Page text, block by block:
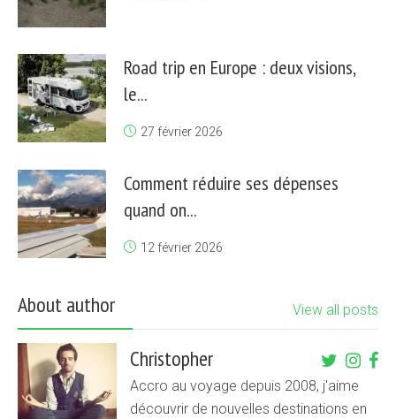
Road trip en Europe : deux visions,
le...
27 février 2026
Comment réduire ses dépenses
quand on...
12 février 2026
About author View all posts
Christopher
Accro au voyage depuis 2008, j'aime
découvrir de nouvelles destinations en